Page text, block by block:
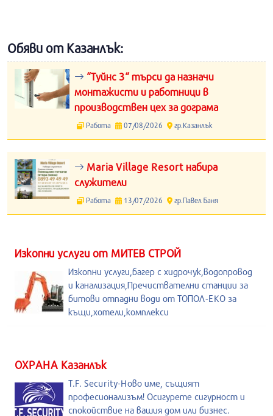
Обяви от Казанлък:
“Туйнс 3“ търси да назначи
монтажисти и работници в
производствен цех за дограма
Работа 07/08/2026 гр.Казанлък
Maria Village Resort набира
служители
Работа 13/07/2026 гр.Павел Баня
Изкопни услуги от МИТЕВ СТРОЙ
Изкопни услуги,багер с хидрочук,водопровод
и канализация,Пречиствателни станции за
битови отпадни води от ТОПОЛ-ЕКО за
къщи,хотели,комплекси
ОХРАНА Казанлък
T.F. Security-Ново име, същият
професионализъм! Осигурете сигурност и
спокойствие на вашия дом или бизнес.